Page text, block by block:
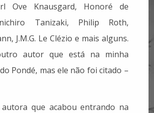
Ove Knausgard, Honoré de
Tanizaki, Philip Roth,
J.M.G. Le Clézio e mais alguns.
autor que está na minha
Pondé, mas ele não foi citado –
autora que acabou entrando na